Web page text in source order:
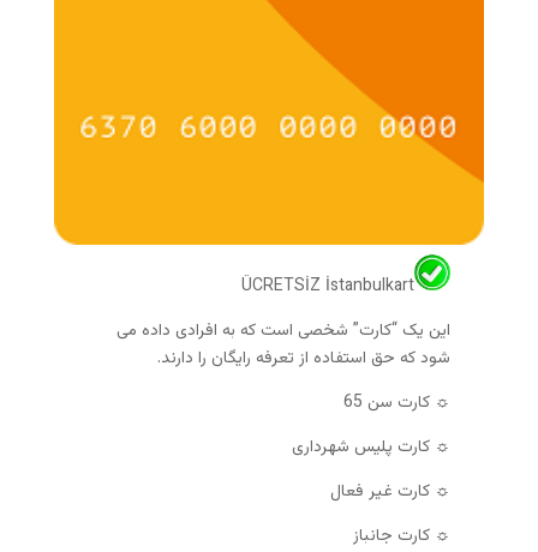
ÜCRETSİZ İstanbulkart
این یک “کارت” شخصی است که به افرادی داده می
شود که حق استفاده از تعرفه رایگان را دارند.
☼ کارت سن 65
☼ کارت پلیس شهرداری
☼ کارت غیر فعال
☼ کارت جانباز